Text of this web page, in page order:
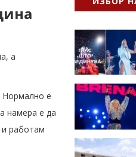
а
Нормално е
намера е да
работам